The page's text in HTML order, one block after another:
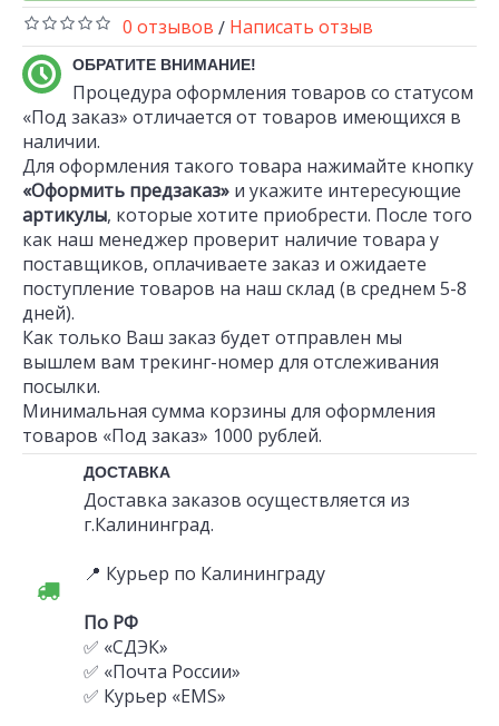
0 отзывов / Написать отзыв
ОБРАТИТЕ ВНИМАНИЕ!
Процедура оформления товаров со статусом
«Под заказ» отличается от товаров имеющихся в
наличии.
Для оформления такого товара нажимайте кнопку
«Оформить предзаказ» и укажите интересующие
артикулы, которые хотите приобрести. После того
как наш менеджер проверит наличие товара у
поставщиков, оплачиваете заказ и ожидаете
поступление товаров на наш склад (в среднем 5-8
дней).
Как только Ваш заказ будет отправлен мы
вышлем вам трекинг-номер для отслеживания
посылки.
Минимальная сумма корзины для оформления
товаров «Под заказ» 1000 рублей.
ДОСТАВКА
Доставка заказов осуществляется из
г.Калининград.
📍 Курьер по Калининграду
По РФ
✅ «СДЭК»
✅ «Почта России»
✅ Курьер «EMS»